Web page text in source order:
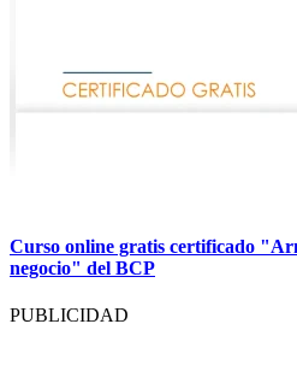
Curso online gratis certificado
negocio" del BCP
PUBLICIDAD